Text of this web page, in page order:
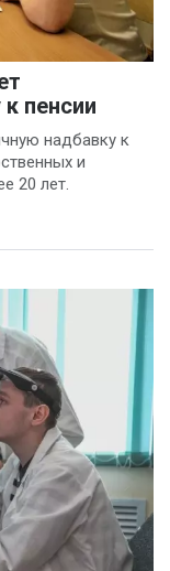
пенсии
надбавку к
и
20 лет.